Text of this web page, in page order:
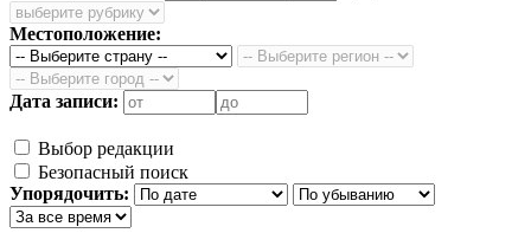
Местоположение:
Дата записи:
Выбор редакции
Безопасный поиск
Упорядочить: